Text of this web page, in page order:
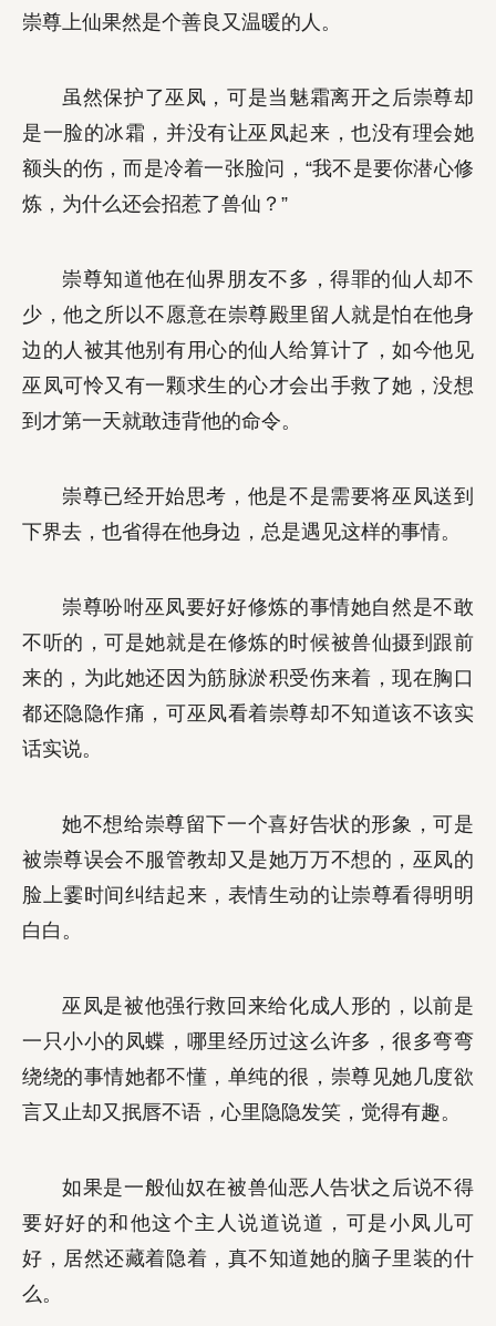
崇尊上仙果然是个善良又温暖的人。
虽然保护了巫凤，可是当魅霜离开之后崇尊却
是一脸的冰霜，并没有让巫凤起来，也没有理会她
额头的伤，而是冷着一张脸问，“我不是要你潜心修
炼，为什么还会招惹了兽仙？”
崇尊知道他在仙界朋友不多，得罪的仙人却不
少，他之所以不愿意在崇尊殿里留人就是怕在他身
边的人被其他别有用心的仙人给算计了，如今他见
巫凤可怜又有一颗求生的心才会出手救了她，没想
到才第一天就敢违背他的命令。
崇尊已经开始思考，他是不是需要将巫凤送到
下界去，也省得在他身边，总是遇见这样的事情。
崇尊吩咐巫凤要好好修炼的事情她自然是不敢
不听的，可是她就是在修炼的时候被兽仙摄到跟前
来的，为此她还因为筋脉淤积受伤来着，现在胸口
都还隐隐作痛，可巫凤看着崇尊却不知道该不该实
话实说。
她不想给崇尊留下一个喜好告状的形象，可是
被崇尊误会不服管教却又是她万万不想的，巫凤的
脸上霎时间纠结起来，表情生动的让崇尊看得明明
白白。
巫凤是被他强行救回来给化成人形的，以前是
一只小小的凤蝶，哪里经历过这么许多，很多弯弯
绕绕的事情她都不懂，单纯的很，崇尊见她几度欲
言又止却又抿唇不语，心里隐隐发笑，觉得有趣。
如果是一般仙奴在被兽仙恶人告状之后说不得
要好好的和他这个主人说道说道，可是小凤儿可
好，居然还藏着隐着，真不知道她的脑子里装的什
么。